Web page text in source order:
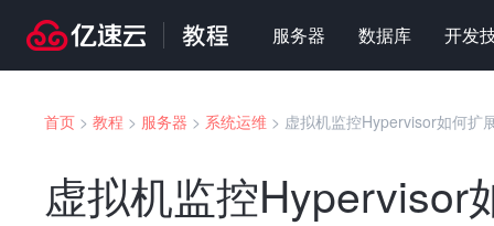
服务器 数据库 开发
首页 > 教程 > 服务器 > 系统运维 > 虚拟机监控Hypervisor如何扩
虚拟机监控Hypervisor